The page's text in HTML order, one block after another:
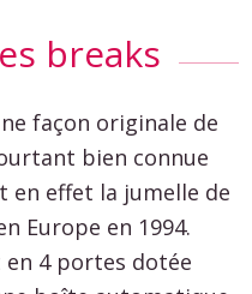
breaks
façon originale de
bien connue
en effet la jumelle de
Europe en 1994.
4 portes dotée